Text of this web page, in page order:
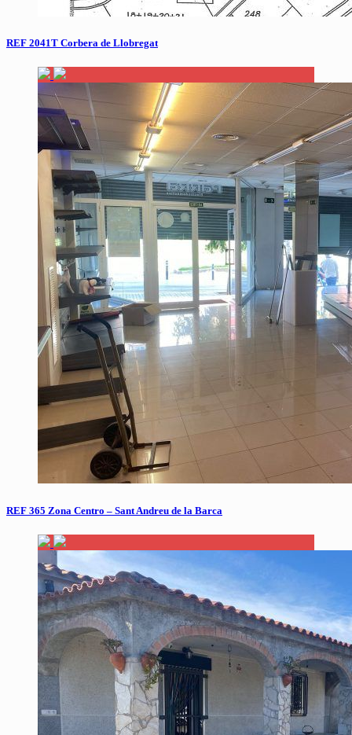
REF 2041T Corbera de Llobregat
REF 365 Zona Centro – Sant Andreu de la Barca